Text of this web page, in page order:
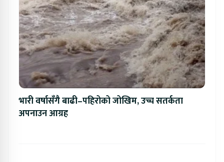
भारी वर्षासँगै बाढी–पहिरोको जोखिम, उच्च सतर्कता
अपनाउन आग्रह